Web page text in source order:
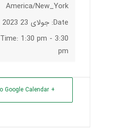
America/New_York
Date: جولای 23 2023
Time: 1:30 pm - 3:30
pm
+ Add to Google Calendar